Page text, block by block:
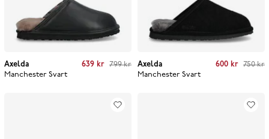
Axelda
Manchester Svart
price Previous price
639 kr 799 kr
Axelda
Manchester Svart
Current price Previous price
600 kr 750 kr